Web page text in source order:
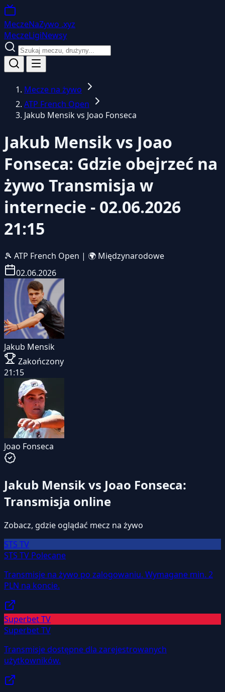
MeczeNaZywo .xyz
MeczeLigiNewsy
Mecze na żywo
ATP French Open
Jakub Mensik vs Joao Fonseca
Jakub Mensik vs Joao
Fonseca: Gdzie obejrzeć na
żywo Transmisja w
internecie - 02.06.2026
21:15
🎾 ATP French Open | 🌍 Międzynarodowe
02.06.2026
Jakub Mensik
Zakończony
21:15
Joao Fonseca
Jakub Mensik vs Joao Fonseca:
Transmisja online
Zobacz, gdzie oglądać mecz na żywo
STS TV
STS TV Polecane
Transmisje na żywo po zalogowaniu. Wymagane min. 2
PLN na koncie.
Superbet TV
Superbet TV
Transmisje dostępne dla zarejestrowanych
użytkowników.